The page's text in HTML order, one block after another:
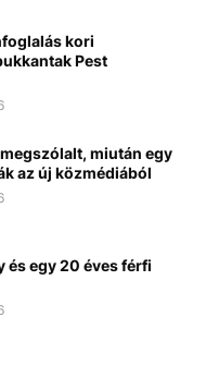
kori
Pest
miután egy
az új közmédiából
és egy 20 éves férfi